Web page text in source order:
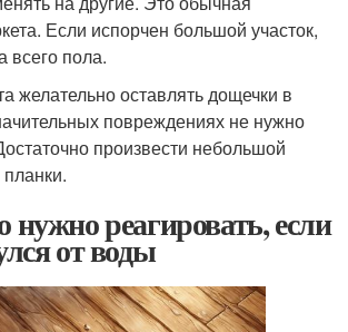
Если испорчен большой участок,
всего пола.
желательно оставлять дощечки в
повреждениях не нужно
произвести небольшой
реагировать, если
от воды